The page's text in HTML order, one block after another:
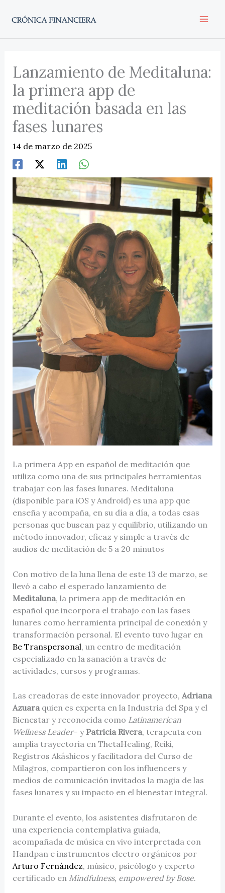
Lanzamiento de Meditaluna:
la primera app de
meditación basada en las
fases lunares
14 de marzo de 2025
La primera App en español de meditación que
utiliza como una de sus principales herramientas
trabajar con las fases lunares. Meditaluna
(disponible para iOS y Android) es una app que
enseña y acompaña, en su día a día, a todas esas
personas que buscan paz y equilibrio, utilizando un
método innovador, eficaz y simple a través de
audios de meditación de 5 a 20 minutos
Con motivo de la luna llena de este 13 de marzo, se
llevó a cabo el esperado lanzamiento de
Meditaluna, la primera app de meditación en
español que incorpora el trabajo con las fases
lunares como herramienta principal de conexión y
transformación personal. El evento tuvo lugar en
Be Transpersonal, un centro de meditación
especializado en la sanación a través de
actividades, cursos y programas.
Las creadoras de este innovador proyecto, Adriana
Azuaraquien es experta en la Industria del Spa y el
Bienestar y reconocida como Latinamerican
Wellness Leader– y Patricia Rivera, terapeuta con
amplia trayectoria en ThetaHealing, Reiki,
Registros Akáshicos y facilitadora del Curso de
Milagros, compartieron con los influencers y
medios de comunicación invitados la magia de las
fases lunares y su impacto en el bienestar integral.
Durante el evento, los asistentes disfrutaron de
una experiencia contemplativa guiada,
acompañada de música en vivo interpretada con
Handpan e instrumentos electro orgánicos por
Arturo Fernández, músico, psicólogo y experto
certificado en Mindfulness, empowered by Bose.